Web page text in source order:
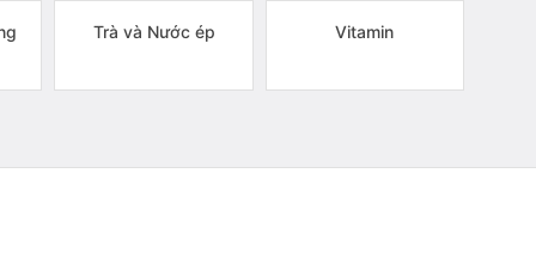
Trà và Nước ép Vitamin